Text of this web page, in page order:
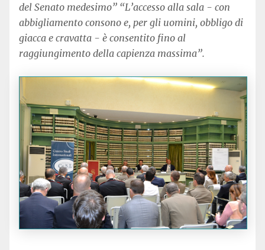
del Senato medesimo” “L’accesso alla sala - con
abbigliamento consono e, per gli uomini, obbligo di
giacca e cravatta - è consentito fino al
raggiungimento della capienza massima”.